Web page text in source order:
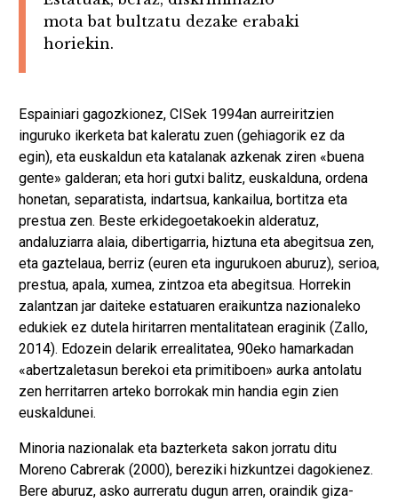
mota bat bultzatu dezake erabaki
horiekin.
Espainiari gagozkionez, CISek 1994an aurreiritzien
inguruko ikerketa bat kaleratu zuen (gehiagorik ez da
egin), eta euskaldun eta katalanak azkenak ziren «buena
gente» galderan; eta hori gutxi balitz, euskalduna, ordena
honetan, separatista, indartsua, kankailua, bortitza eta
prestua zen. Beste erkidegoetakoekin alderatuz,
andaluziarra alaia, dibertigarria, hiztuna eta abegitsua zen,
eta gaztelaua, berriz (euren eta ingurukoen aburuz), serioa,
prestua, apala, xumea, zintzoa eta abegitsua. Horrekin
zalantzan jar daiteke estatuaren eraikuntza nazionaleko
edukiek ez dutela hiritarren mentalitatean eraginik (Zallo,
2014). Edozein delarik errealitatea, 90eko hamarkadan
«abertzaletasun berekoi eta primitiboen» aurka antolatu
zen herritarren arteko borrokak min handia egin zien
euskaldunei.
Minoria nazionalak eta bazterketa sakon jorratu ditu
Moreno Cabrerak (2000), bereziki hizkuntzei dagokienez.
Bere aburuz, asko aurreratu dugun arren, oraindik giza-